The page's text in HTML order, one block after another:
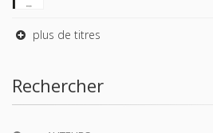
plus de titres
Rechercher